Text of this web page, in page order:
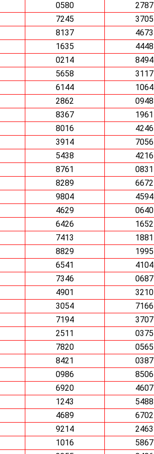
0580 2787
7245 3705
8137 4673
1635 4448
0214 8494
5658 3117
6144 1064
2862 0948
8367 1961
8016 4246
3914 7056
5438 4216
8761 0831
8289 6672
9804 4594
4629 0640
6426 1652
7413 1881
8829 1995
6541 4104
7346 0687
4901 3210
3054 7166
7194 3707
2511 0375
7820 0565
8421 0387
0986 8506
6920 4607
1243 5488
4689 6702
9214 2463
1016 5867